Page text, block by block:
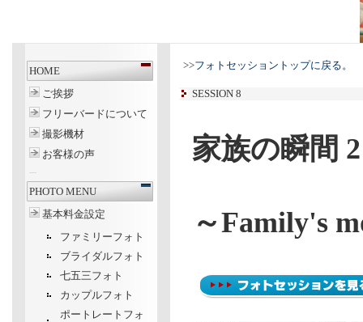
HOME
ご挨拶
フリーバードについて
撮影機材
お客様の声
---
PHOTO MENU
基本料金設定
ファミリーフォト
ブライダルフォト
七五三フォト
カップルフォト
ポートレートフォ
>>フォトセッショントップに戻る。
SESSION 8
家族の瞬間 2
～Family's